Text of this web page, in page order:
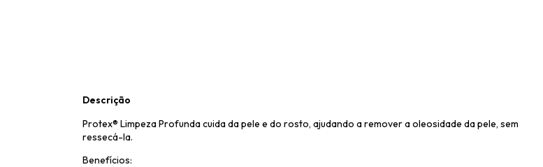
Descrição
Protex® Limpeza Profunda cuida da pele e do rosto, ajudando a remover a oleosidade da pele, sem
ressecá-la.
Benefícios: